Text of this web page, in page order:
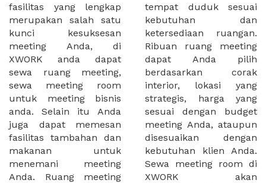
fasilitas yang lengkap
merupakan salah satu
kunci kesuksesan
meeting Anda, di
XWORK anda dapat
sewa ruang meeting,
sewa meeting room
untuk meeting bisnis
anda. Selain itu Anda
juga dapat memesan
fasilitas tambahan dan
makanan untuk
menemani meeting
Anda. Ruang meeting
tempat duduk sesuai
kebutuhan dan
ketersediaan ruangan.
Ribuan ruang meeting
dapat Anda pilih
berdasarkan corak
interior, lokasi yang
strategis, harga yang
sesuai dengan budget
meeting Anda, ataupun
disesuaikan dengan
kebutuhan klien Anda.
Sewa meeting room di
XWORK akan